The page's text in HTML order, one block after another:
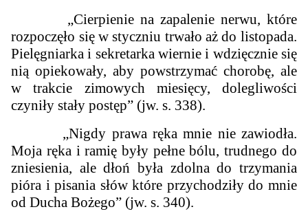
„Cierpienie na zapalenie nerwu, które
rozpoczęło się w styczniu trwało aż do listopada.
Pielęgniarka i sekretarka wiernie i wdzięcznie się
nią opiekowały, aby powstrzymać chorobę, ale
w trakcie zimowych miesięcy, dolegliwości
czyniły stały postęp” (jw. s. 338).
„Nigdy prawa ręka mnie nie zawiodła.
Moja ręka i ramię były pełne bólu, trudnego do
zniesienia, ale dłoń była zdolna do trzymania
pióra i pisania słów które przychodziły do mnie
od Ducha Bożego” (jw. s. 340).